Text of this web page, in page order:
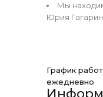
Мы
Юрия
График
ежедневно